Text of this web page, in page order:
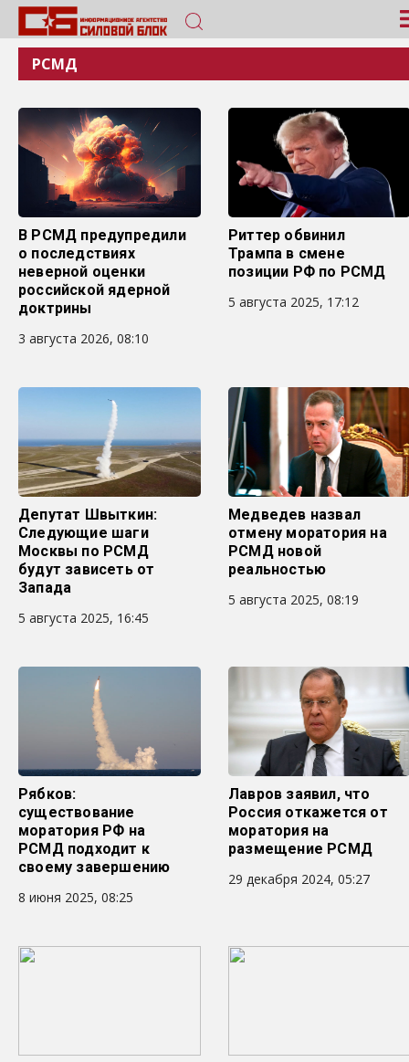
РСМД
В РСМД предупредили
о последствиях
неверной оценки
российской ядерной
доктрины
3 августа 2026, 08:10
Риттер обвинил
Трампа в смене
позиции РФ по РСМД
5 августа 2025, 17:12
Депутат Швыткин:
Следующие шаги
Москвы по РСМД
будут зависеть от
Запада
5 августа 2025, 16:45
Медведев назвал
отмену моратория на
РСМД новой
реальностью
5 августа 2025, 08:19
Рябков:
существование
моратория РФ на
РСМД подходит к
своему завершению
8 июня 2025, 08:25
Лавров заявил, что
Россия откажется от
моратория на
размещение РСМД
29 декабря 2024, 05:27